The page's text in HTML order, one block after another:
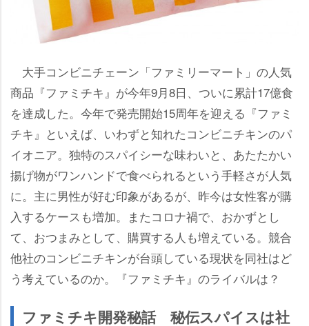
大手コンビニチェーン「ファミリーマート」の人気
商品『ファミチキ』が今年9月8日、ついに累計17億食
を達成した。今年で発売開始15周年を迎える『ファミ
チキ』といえば、いわずと知れたコンビニチキンのパ
イオニア。独特のスパイシーな味わいと、あたたかい
揚げ物がワンハンドで食べられるという手軽さが人気
に。主に男性が好む印象があるが、昨今は女性客が購
入するケースも増加。またコロナ禍で、おかずとし
て、おつまみとして、購買する人も増えている。競合
他社のコンビニチキンが台頭している現状を同社はど
う考えているのか。『ファミチキ』のライバルは？
ファミチキ開発秘話 秘伝スパイスは社